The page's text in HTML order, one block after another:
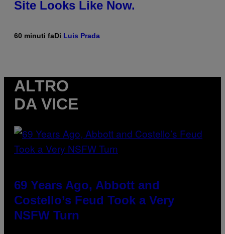
Site Looks Like Now.
60 minuti faDi Luis Prada
ALTRO
DA VICE
69 Years Ago, Abbott and
Costello’s Feud Took a Very
NSFW Turn